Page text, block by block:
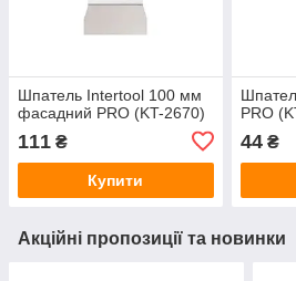
Шпатель Intertool 100 мм
фасадний PRO (KT-2670)
111 ₴
Купити
PRO
44₴
Акційні пропозиції та новинки